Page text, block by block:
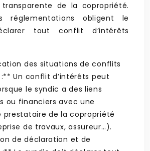
de la copropriété.
réglementations obligent le
tout conflit d’intérêts
des situations de conflits
Un conflit d’intérêts peut
le syndic a des liens
ou financiers avec une
prestataire de la copropriété
de travaux, assureur…).
de déclaration et de